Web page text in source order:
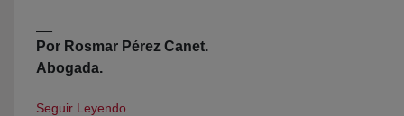
Por Rosmar Pérez Canet.
Abogada.
Seguir Leyendo